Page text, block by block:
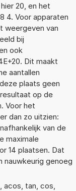
20, en het
4. Voor apparaten
weergeven van
bij
ook
Dit maakt
aantallen
plaats geen
op de
Voor het
dan zo uitzien:
van de
maximale
14 plaatsen. Dat
nauwkeurig genoeg
tan, cos,